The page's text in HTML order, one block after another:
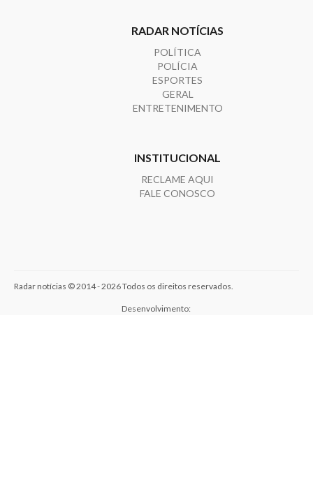
RADAR NOTÍCIAS
POLÍTICA
POLÍCIA
ESPORTES
GERAL
ENTRETENIMENTO
INSTITUCIONAL
RECLAME AQUI
FALE CONOSCO
Radar notícias © 2014 - 2026 Todos os direitos reservados.
Desenvolvimento: